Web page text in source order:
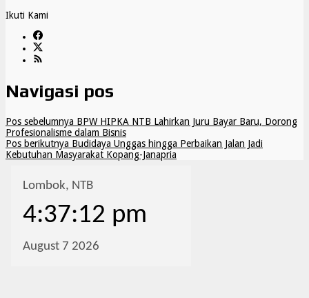
Ikuti Kami
Navigasi pos
Pos sebelumnya BPW HIPKA NTB Lahirkan Juru Bayar Baru, Dorong
Profesionalisme dalam Bisnis
Pos berikutnya Budidaya Unggas hingga Perbaikan Jalan Jadi
Kebutuhan Masyarakat Kopang-Janapria